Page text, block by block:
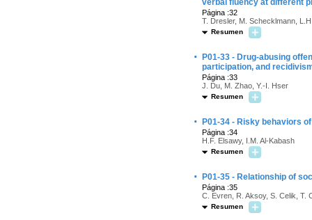
verbal fluency at different
Página :32
T. Dresler, M. Schecklmann,
Resumen
·
P01-33 - Drug-abusing
participation, and
Página :33
J. Du, M. Zhao, Y.-I. Hser
Resumen
· P01-34 - Risky behaviors
Página :34
H.F. Elsawy, I.M. Al-Kabash
Resumen
· P01-35 - Relationship of
Página :35
C. Evren, R. Aksoy, S. Celik, T.
Resumen